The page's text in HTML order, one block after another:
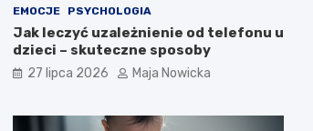
EMOCJE PSYCHOLOGIA
Jak leczyć uzależnienie od telefonu u
dzieci – skuteczne sposoby
27 lipca 2026 Maja Nowicka